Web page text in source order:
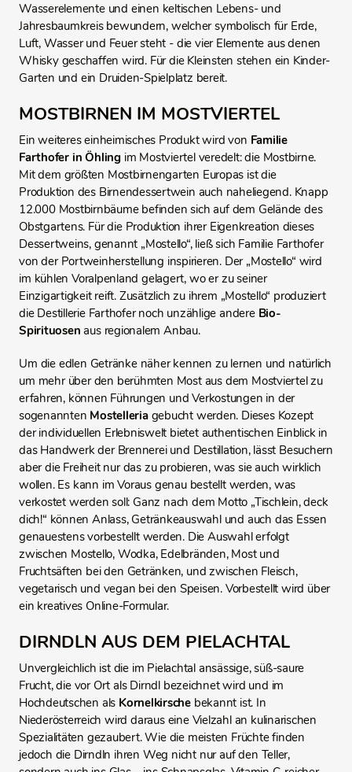
Wasserelemente und einen keltischen Lebens- und
Jahresbaumkreis bewundern, welcher symbolisch für Erde,
Luft, Wasser und Feuer steht - die vier Elemente aus denen
Whisky geschaffen wird. Für die Kleinsten stehen ein Kinder-
Garten und ein Druiden-Spielplatz bereit.
MOSTBIRNEN IM MOSTVIERTEL
Ein weiteres einheimisches Produkt wird von Familie
Farthofer in Öhlingim Mostviertel veredelt: die Mostbirne.
Mit dem größten Mostbirnengarten Europas ist die
Produktion des Birnendessertwein auch naheliegend. Knapp
12.000 Mostbirnbäume befinden sich auf dem Gelände des
Obstgartens. Für die Produktion ihrer Eigenkreation dieses
Dessertweins, genannt „Mostello“, ließ sich Familie Farthofer
von der Portweinherstellung inspirieren. Der „Mostello“ wird
im kühlen Voralpenland gelagert, wo er zu seiner
Einzigartigkeit reift. Zusätzlich zu ihrem „Mostello“ produziert
die Destillerie Farthofer noch unzählige andere Bio-
Spirituosen aus regionalem Anbau.
Um die edlen Getränke näher kennen zu lernen und natürlich
um mehr über den berühmten Most aus dem Mostviertel zu
erfahren, können Führungen und Verkostungen in der
sogenannten Mostelleriagebucht werden. Dieses Kozept
der individuellen Erlebniswelt bietet authentischen Einblick in
das Handwerk der Brennerei und Destillation, lässt Besuchern
aber die Freiheit nur das zu probieren, was sie auch wirklich
wollen. Es kann im Voraus genau bestellt werden, was
verkostet werden soll: Ganz nach dem Motto „Tischlein, deck
dich!“ können Anlass, Getränkeauswahl und auch das Essen
genauestens vorbestellt werden. Die Auswahl erfolgt
zwischen Mostello, Wodka, Edelbränden, Most und
Fruchtsäften bei den Getränken, und zwischen Fleisch,
vegetarisch und vegan bei den Speisen. Vorbestellt wird über
ein kreatives Online-Formular.
DIRNDLN AUS DEM PIELACHTAL
Unvergleichlich ist die im Pielachtal ansässige, süß-saure
Frucht, die vor Ort als Dirndl bezeichnet wird und im
Hochdeutschen als Kornelkirschebekannt ist. In
Niederösterreich wird daraus eine Vielzahl an kulinarischen
Spezialitäten gezaubert. Wie die meisten Früchte finden
jedoch die Dirndln ihren Weg nicht nur auf den Teller,